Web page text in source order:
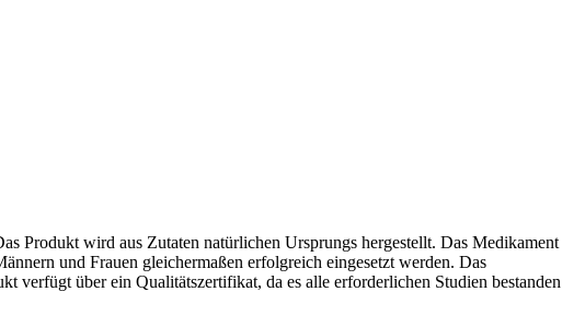
Produkt wird aus Zutaten natürlichen Ursprungs hergestellt. Das Medikament
und Frauen gleichermaßen erfolgreich eingesetzt werden. Das
verfügt über ein Qualitätszertifikat, da es alle erforderlichen Studien bestanden